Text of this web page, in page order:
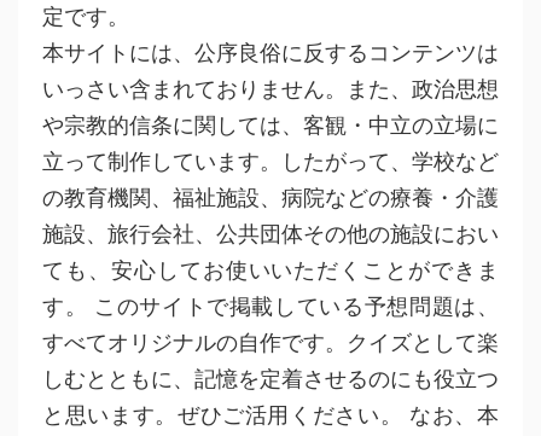
定です。
本サイトには、公序良俗に反するコンテンツは
いっさい含まれておりません。また、政治思想
や宗教的信条に関しては、客観・中立の立場に
立って制作しています。したがって、学校など
の教育機関、福祉施設、病院などの療養・介護
施設、旅行会社、公共団体その他の施設におい
ても、安心してお使いいただくことができま
す。 このサイトで掲載している予想問題は、
すべてオリジナルの自作です。クイズとして楽
しむとともに、記憶を定着させるのにも役立つ
と思います。ぜひご活用ください。 なお、本